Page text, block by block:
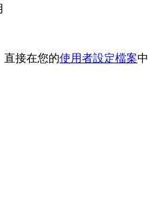
直接在您的使用者設定檔案中